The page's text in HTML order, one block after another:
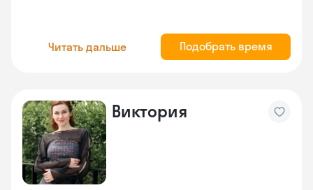
Читать дальше Подобрать время
Виктория